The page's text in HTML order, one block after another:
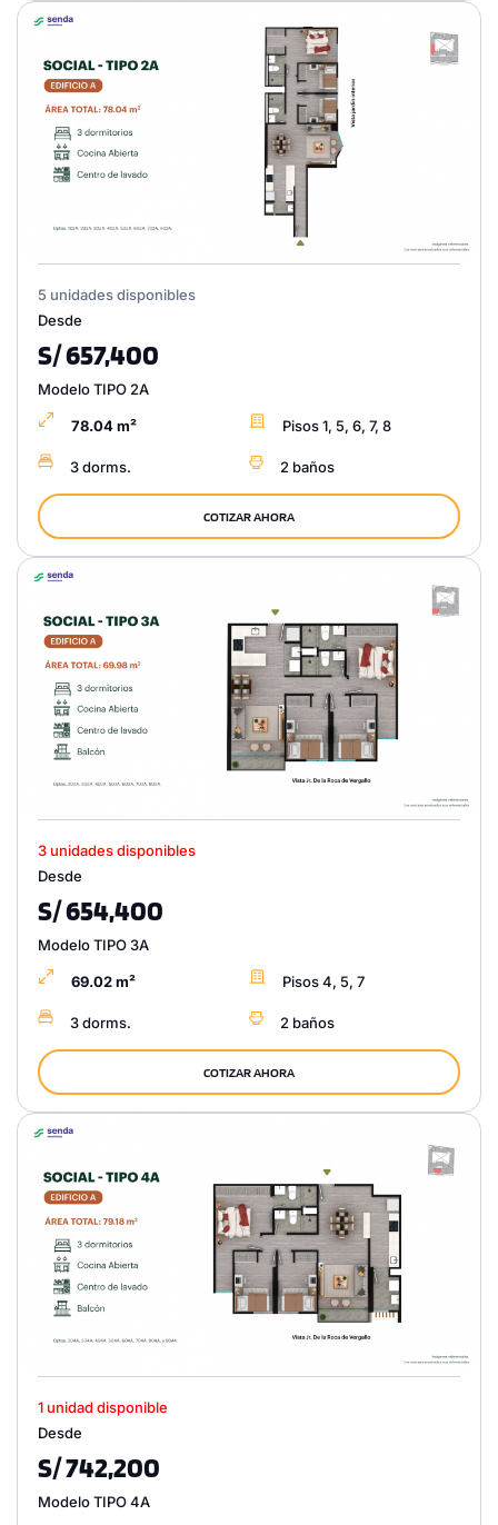
5 unidades disponibles
Desde
S/ 657,400
Modelo TIPO 2A
78.04 m² Pisos 1, 5, 6, 7, 8
3 dorms. 2 baños
COTIZAR AHORA
3 unidades disponibles
Desde
S/ 654,400
Modelo TIPO 3A
69.02 m² Pisos 4, 5, 7
3 dorms. 2 baños
COTIZAR AHORA
1 unidad disponible
Desde
S/ 742,200
Modelo TIPO 4A